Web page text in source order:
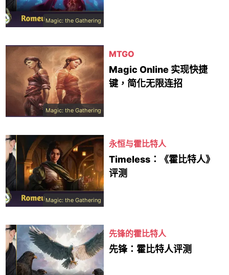
Magic: the Gathering
Magic: the Gathering
MTGO
Magic Online 实现快捷
键，简化无限连招
Magic: the Gathering
永恒与霍比特人
Timeless：《霍比特人》
评测
先锋的霍比特人
先锋：霍比特人评测